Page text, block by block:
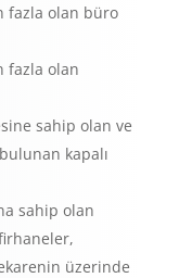
fazla olan büro
fazla olan
sahip olan ve
kapalı
sahip olan
üzerinde